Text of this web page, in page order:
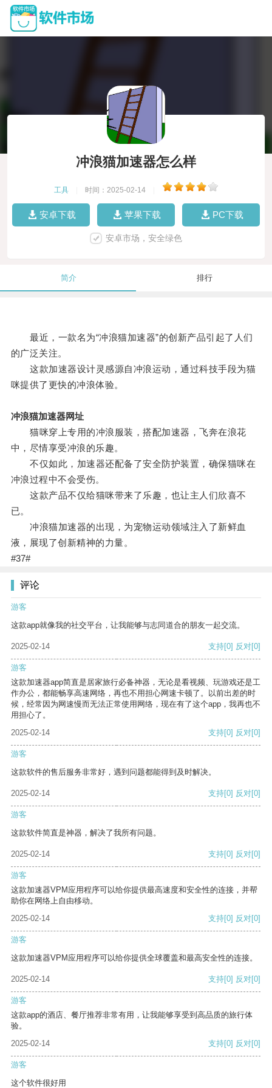
冲浪猫加速器怎么样
工具 时间：2025-02-14
安卓下载 苹果下载 PC下载
安卓市场，安全绿色
简介 排行
最近，一款名为“冲浪猫加速器”的创新产品引起了人们
的广泛关注。
这款加速器设计灵感源自冲浪运动，通过科技手段为猫
咪提供了更快的冲浪体验。
冲浪猫加速器网址
猫咪穿上专用的冲浪服装，搭配加速器，飞奔在浪花
中，尽情享受冲浪的乐趣。
不仅如此，加速器还配备了安全防护装置，确保猫咪在
冲浪过程中不会受伤。
这款产品不仅给猫咪带来了乐趣，也让主人们欣喜不
已。
冲浪猫加速器的出现，为宠物运动领域注入了新鲜血
液，展现了创新精神的力量。
#37#
评论
游客
这款app就像我的社交平台，让我能够与志同道合的朋友一起交流。
2025-02-14 支持[0] 反对[0]
游客
这款加速器app简直是居家旅行必备神器，无论是看视频、玩游戏还是工
作办公，都能畅享高速网络，再也不用担心网速卡顿了。以前出差的时
候，经常因为网速慢而无法正常使用网络，现在有了这个app，我再也不
用担心了。
2025-02-14
支持[0] 反对[0]
游客
这款软件的售后服务非常好，遇到问题都能得到及时解决。
2025-02-14 支持[0] 反对[0]
游客
这款软件简直是神器，解决了我所有问题。
2025-02-14 支持[0] 反对[0]
游客
这款加速器VPM应用程序可以给你提供最高速度和安全性的连接，并帮
助你在网络上自由移动。
2025-02-14
支持[0] 反对[0]
游客
这款加速器VPM应用程序可以给你提供全球覆盖和最高安全性的连接。
2025-02-14 支持[0] 反对[0]
游客
这款app的酒店、餐厅推荐非常有用，让我能够享受到高品质的旅行体
验。
2025-02-14
支持[0] 反对[0]
游客
这个软件很好用